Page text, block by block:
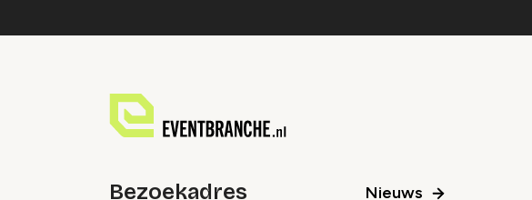
Bezoekadres Nieuws